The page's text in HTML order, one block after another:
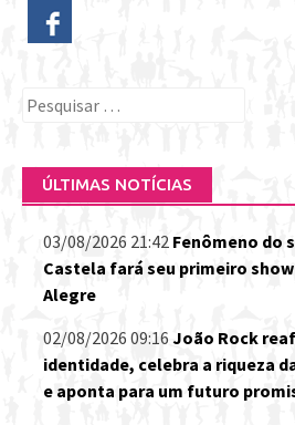
Pesquisar
ÚLTIMAS NOTÍCIAS
03/08/2026 21:42 Fenômeno do
Castela fará seu primeiro
Alegre
02/08/2026 09:16 João Rock
identidade, celebra a riqueza
e aponta para um futuro